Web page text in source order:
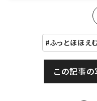
ふっとほほえ
この記事